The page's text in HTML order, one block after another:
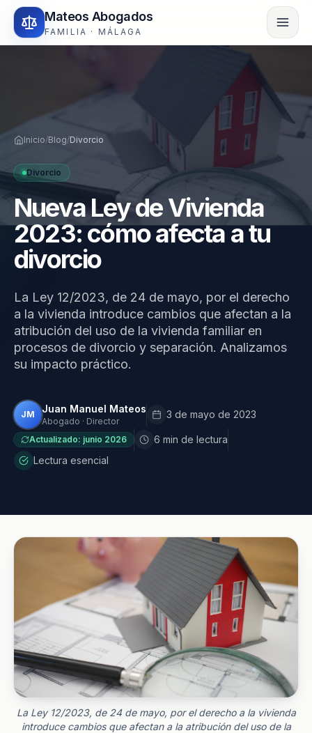
Mateos Abogados
FAMILIA · MÁLAGA
Inicio/Blog/Divorcio
Divorcio
Nueva Ley de Vivienda
2023: cómo afecta a tu
divorcio
La Ley 12/2023, de 24 de mayo, por el derecho
a la vivienda introduce cambios que afectan a la
atribución del uso de la vivienda familiar en
procesos de divorcio y separación. Analizamos
su impacto práctico.
JM Juan Manuel Mateos
Abogado · Director
3 de mayo de 2023
Actualizado: junio 2026
6 min de lectura
Lectura esencial
La Ley 12/2023, de 24 de mayo, por el derecho a la vivienda
introduce cambios que afectan a la atribución del uso de la